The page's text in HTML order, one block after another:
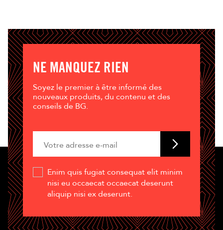
NE MANQUEZ RIEN
Soyez le premier à être informé des
nouveaux produits, du contenu et des
conseils de BG.
Enim quis fugiat consequat elit minim
nisi eu occaecat occaecat deserunt
aliquip nisi ex deserunt.